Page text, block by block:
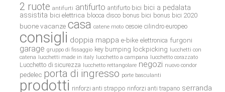
2 ruote antifurti antifurto antifurto bici bici a pedalata
assistita bici elettrica blocca disco bonus bici bonus bici 2020
buone vacanze casa catene moto cesoie cilindro europeo
consigli doppia mappa e-bike elettronica furgoni
garage gruppo di fissaggio key bumping lockpicking lucchetti con
catena lucchetti made in italy lucchetto a campana lucchetto corazzato
Lucchetto di sicurezza lucchetto rettangolare negozi nuovo condor
pedelec porta di ingresso porte basculanti
prodotti rinforzi anti strappo rinforzi anti trapano serranda